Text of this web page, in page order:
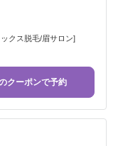
クス脱毛/眉サロン]
クーポンで予約